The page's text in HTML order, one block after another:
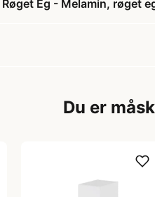
Eg - Melamin, røget
Du er